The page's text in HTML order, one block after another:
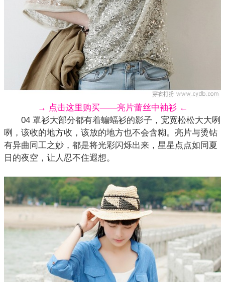
→ 点击这里购买——亮片蕾丝中袖衫 ←
04 罩衫大部分都有着蝙蝠衫的影子，宽宽松松大大咧
咧，该收的地方收，该放的地方也不会含糊。亮片与烫钻
有异曲同工之妙，都是将光彩闪烁出来，星星点点如同夏
日的夜空，让人忍不住遐想。